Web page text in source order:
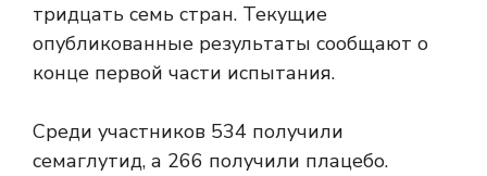
тридцать семь стран. Текущие
опубликованные результаты сообщают о
конце первой части испытания.
Среди участников 534 получили
семаглутид, а 266 получили плацебо.